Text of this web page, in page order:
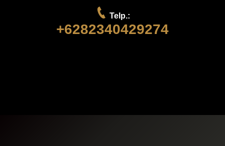
Telp.:
+6282340429274